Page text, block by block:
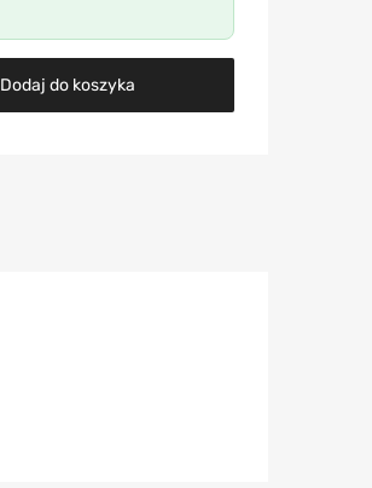
Dodaj do koszyka